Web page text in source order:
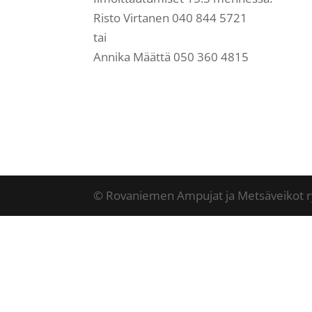
Risto Virtanen 040 844 5721
tai
Annika Määttä 050 360 4815
© Rovaniemen Ampujat ja Metsäveikot